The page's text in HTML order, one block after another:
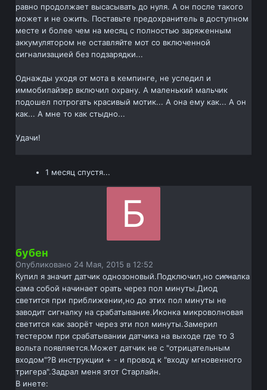
равно продолжает высасывать до нуля. А он после такого
может и не ожить. Поставьте предохранитель в доступном
месте и более чем на месяц с полностью заряженным
аккумулятором не оставляйте мот со включенной
сигнализацией без подзарядки...
Однажды уходя от мота в кемпинге, не уследил и
иммобилайзер включил охрану. А маленький мальчик
подошел потрогать красивый мотик... А она ему как... А он
как... А мне то как стыдно...
Удачи!
1 месяц спустя...
бубен
Опубликовано 24 Мая, 2015 в 12:52
Купил я значит датчик однозоновый.Подключил,но сигналка
сама собой начинает орать через пол минуты.Диод
светится при приближении,но до этих пол минуты не
заводит сигналку на срабатывание.Иконка микроволновая
светится как заорёт через эти пол минуты.Замерил
тестером при срабатывании датчика на выходе где то 3
вольта появляется.Может датчик не с "отрицательным
входом"?В инструкции + - и провод к "входу мгновенного
тригера".Задрал меня этот Старлайн.
В инете: